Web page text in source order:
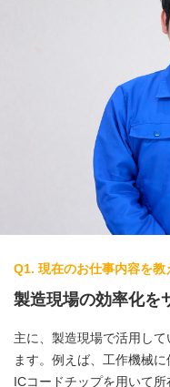
Q1. 現在のお仕事内容を教
製造現場の効率化を
主に、製造現場で活用し
ます。例えば、工作機械
ICコードチップを用いて所